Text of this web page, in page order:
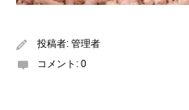
投稿者: 管理者
コメント: 0